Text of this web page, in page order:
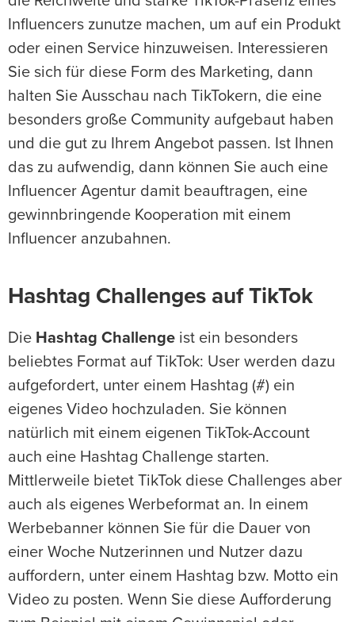
Influencers zunutze machen, um auf ein Produkt
oder einen Service hinzuweisen. Interessieren
Sie sich für diese Form des Marketing, dann
halten Sie Ausschau nach TikTokern, die eine
besonders große Community aufgebaut haben
und die gut zu Ihrem Angebot passen. Ist Ihnen
das zu aufwendig, dann können Sie auch eine
Influencer Agentur damit beauftragen, eine
gewinnbringende Kooperation mit einem
Influencer anzubahnen.
Hashtag Challenges auf TikTok
Die Hashtag Challenge ist ein besonders
beliebtes Format auf TikTok: User werden dazu
aufgefordert, unter einem Hashtag (#) ein
eigenes Video hochzuladen. Sie können
natürlich mit einem eigenen TikTok-Account
auch eine Hashtag Challenge starten.
Mittlerweile bietet TikTok diese Challenges aber
auch als eigenes Werbeformat an. In einem
Werbebanner können Sie für die Dauer von
einer Woche Nutzerinnen und Nutzer dazu
auffordern, unter einem Hashtag bzw. Motto ein
Video zu posten. Wenn Sie diese Aufforderung